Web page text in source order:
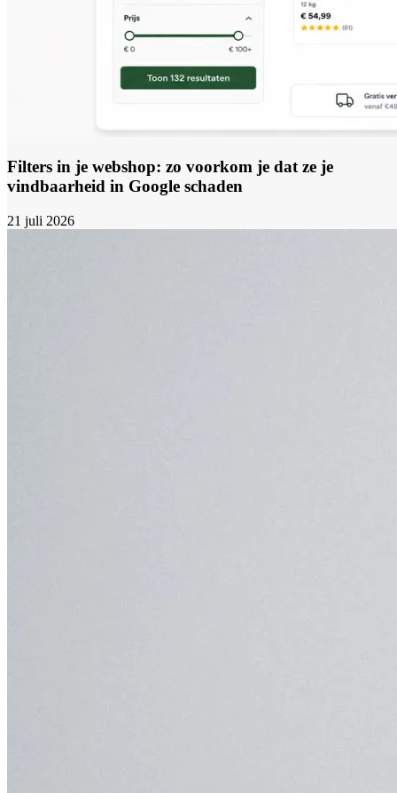
Filters in je webshop: zo voorkom je dat ze je
vindbaarheid in Google schaden
21 juli 2026